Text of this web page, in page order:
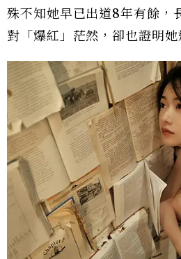
殊不知她早已出道8年有餘，
對「爆紅」茫然，卻也證明她